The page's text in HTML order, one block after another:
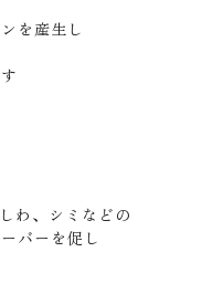
を産生し
わ、シミなどの
バーを促し